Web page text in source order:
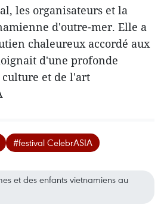
les organisateurs et la
d'outre-mer. Elle a
chaleureux accordé aux
d'une profonde
et de l'art
#festival CelebrASIA
et des enfants vietnamiens au